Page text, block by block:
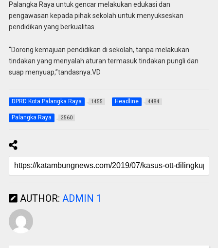
Palangka Raya untuk gencar melakukan edukasi dan
pengawasan kepada pihak sekolah untuk menyukseskan
pendidikan yang berkualitas.
“Dorong kemajuan pendidikan di sekolah, tanpa melakukan
tindakan yang menyalah aturan termasuk tindakan pungli dan
suap menyuap,”tandasnya.VD
DPRD Kota Palangka Raya 1455 Headline 4484
Palangka Raya 2560
AUTHOR: ADMIN 1